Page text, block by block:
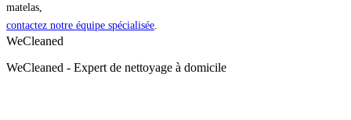
matelas,
contactez notre équipe spécialisée.
WeCleaned
WeCleaned - Expert de nettoyage à domicile